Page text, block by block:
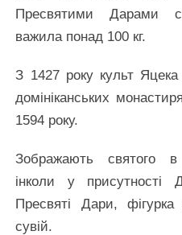
Пресвятими Дарами
важила понад 100 кг.
З 1427 року культ
домініканських
1594 року.
Зображають святого в
інколи у присутності
Пресвяті Дари, фігурка
сувій.